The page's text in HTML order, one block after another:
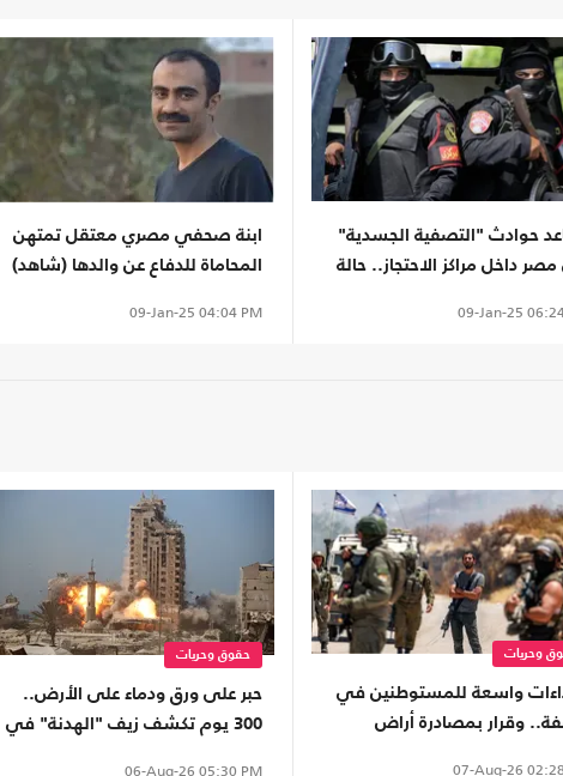
حوادث "التصفية الجسدية"
داخل مراكز الاحتجاز.. حالة
09-Jan-25
ابنة صحفي مصري معتقل تمتهن
المحاماة للدفاع عن والدها (شاهد)
09-Jan-25 04:04 PM
وحريات
واسعة للمستوطنين في
وقرار بمصادرة أراض
07-Aug-26
حقوق وحريات
حبر على ورق ودماء على الأرض..
300 يوم تكشف زيف "الهدنة" في
06-Aug-26 05:30 PM